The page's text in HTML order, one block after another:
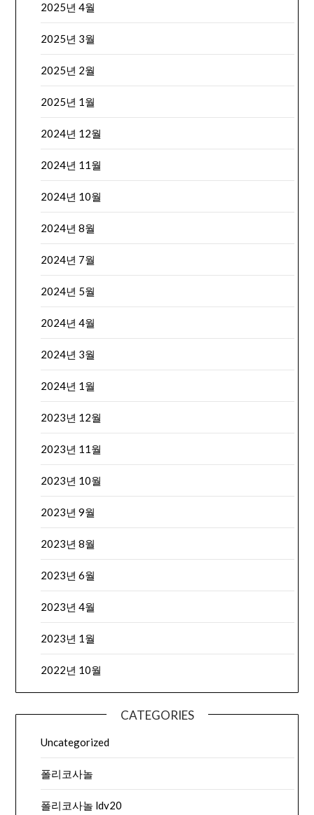
2025년 4월
2025년 3월
2025년 2월
2025년 1월
2024년 12월
2024년 11월
2024년 10월
2024년 8월
2024년 7월
2024년 5월
2024년 4월
2024년 3월
2024년 1월
2023년 12월
2023년 11월
2023년 10월
2023년 9월
2023년 8월
2023년 6월
2023년 4월
2023년 1월
2022년 10월
CATEGORIES
Uncategorized
폴리코사놀
폴리코사놀 ldv20